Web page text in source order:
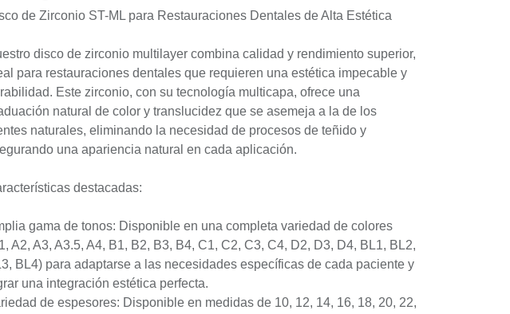
de Zirconio ST-ML para Restauraciones Dentales de Alta Estética
disco de zirconio multilayer combina calidad y rendimiento superior,
para restauraciones dentales que requieren una estética impecable y
Este zirconio, con su tecnología multicapa, ofrece una
natural de color y translucidez que se asemeja a la de los
naturales, eliminando la necesidad de procesos de teñido y
una apariencia natural en cada aplicación.
destacadas:
gama de tonos: Disponible en una completa variedad de colores
A2, A3, A3.5, A4, B1, B2, B3, B4, C1, C2, C3, C4, D2, D3, D4, BL1, BL2,
BL4) para adaptarse a las necesidades específicas de cada paciente y
una integración estética perfecta.
de espesores: Disponible en medidas de 10, 12, 14, 16, 18, 20, 22,